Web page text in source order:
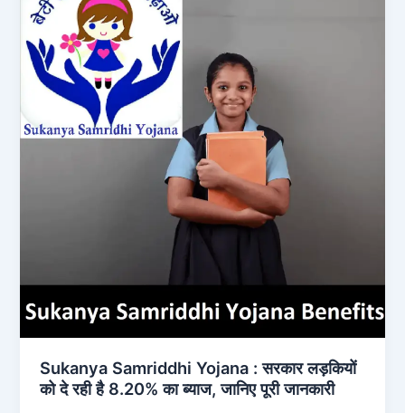
Sukanya Samriddhi Yojana : सरकार लड़कियों
को दे रही है 8.20% का ब्याज, जानिए पूरी जानकारी